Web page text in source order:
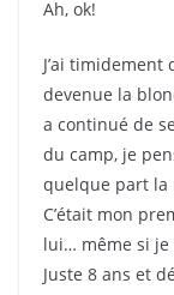
Ah, ok!
J’ai timidement
devenue la
a continué de
du camp, je
quelque part la
C’était mon
lui… même si je
Juste 8 ans et